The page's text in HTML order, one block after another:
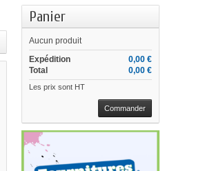
Panier
Aucun produit
Expédition
0,00 €
Total
0,00 €
Les prix sont HT
Commander